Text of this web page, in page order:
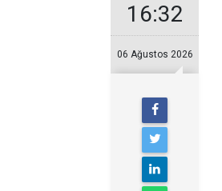
16:32
06 Ağustos 2026